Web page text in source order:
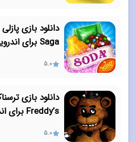
Saga برای اندروید
5.0
Freddy’s برای اندروید
5.0